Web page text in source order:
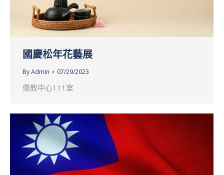
國慶松年花藝展
ByAdmin 07/29/2023
僑教中心111室